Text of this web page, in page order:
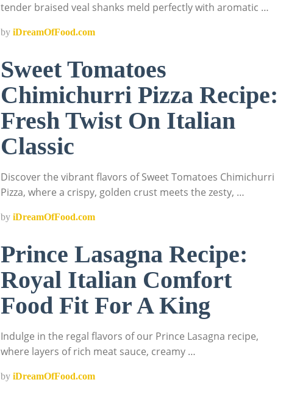
tender braised veal shanks meld perfectly with aromatic …
by iDreamOfFood.com
Sweet Tomatoes
Chimichurri Pizza Recipe:
Fresh Twist On Italian
Classic
Discover the vibrant flavors of Sweet Tomatoes Chimichurri
Pizza, where a crispy, golden crust meets the zesty, …
by iDreamOfFood.com
Prince Lasagna Recipe:
Royal Italian Comfort
Food Fit For A King
Indulge in the regal flavors of our Prince Lasagna recipe,
where layers of rich meat sauce, creamy …
by iDreamOfFood.com